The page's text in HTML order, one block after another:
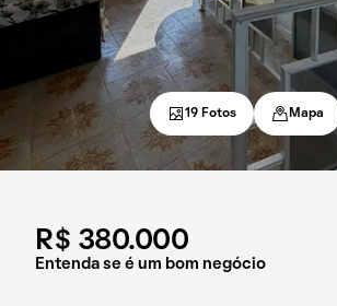
R$ 380.000
Entenda se é um bom negócio
19 Fotos Mapa